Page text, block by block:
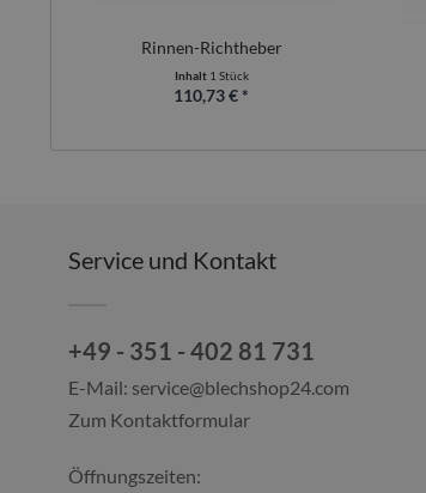
Rinnen-Richtheber
Inhalt 1 Stück
110,73 € *
Service und Kontakt
+49 - 351 - 402 81 731
E-Mail: service@blechshop24.com
Zum Kontaktformular
Öffnungszeiten: